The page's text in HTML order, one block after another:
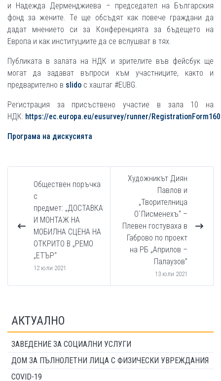
и Надежда Дерменджиева – председател на Българския
фонд за жените. Те ще обсъдят как повече граждани да
дадат мнението си за Конференцията за бъдещето на
Европа и как институциите да се вслушват в тях.
Публиката в залата на НДК и зрителите във фейсбук ще
могат да задават въпроси към участниците, както и
предварително в slido с хаштаг #EUBG.
Регистрация за присъствено участие в зала 10 на
НДК: https://ec.europa.eu/eusurvey/runner/
Програма на дискусията
Обществен поръчка
с
предмет: „ДОСТАВКА
И МОНТАЖ НА
МОБИЛНА СЦЕНА НА
ОТКРИТО В „РЕМО
„ЕТЪР“
12 юли 2021
Художникът Диян
Павлов и
„Творителница
О`Писменехъ“ –
Плевен гостуваха в
Габрово по проект
на РБ „Априлов –
Палаузов”
13 юли 2021
АКТУАЛНО
ЗАВЕДЕНИЕ ЗА СОЦИАЛНИ УСЛУГИ
ДОМ ЗА ПЪЛНОЛЕТНИ ЛИЦА С ФИЗИЧЕСКИ УВРЕЖДАНИЯ
COVID-19